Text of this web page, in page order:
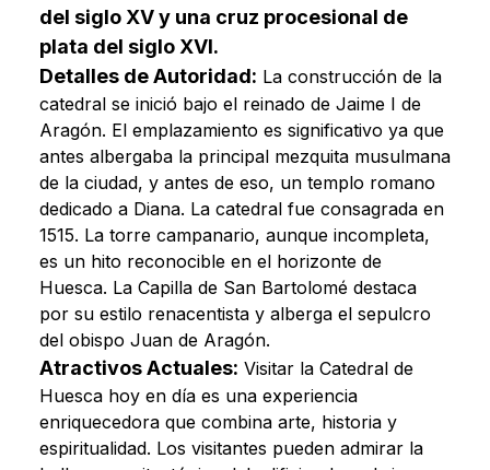
del siglo XV y una cruz procesional de
plata del siglo XVI.
Detalles de Autoridad: La construcción de la
catedral se inició bajo el reinado de Jaime I de
Aragón. El emplazamiento es significativo ya que
antes albergaba la principal mezquita musulmana
de la ciudad, y antes de eso, un templo romano
dedicado a Diana. La catedral fue consagrada en
1515. La torre campanario, aunque incompleta,
es un hito reconocible en el horizonte de
Huesca. La Capilla de San Bartolomé destaca
por su estilo renacentista y alberga el sepulcro
del obispo Juan de Aragón.
Atractivos Actuales: Visitar la Catedral de
Huesca hoy en día es una experiencia
enriquecedora que combina arte, historia y
espiritualidad. Los visitantes pueden admirar la